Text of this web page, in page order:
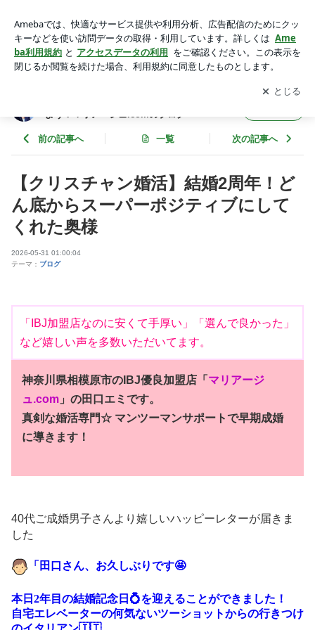
婚活で結婚しよう！マリアージュ.comのブログ
アプリをダウンロードして ブログの更新通知
を受け取りまし
ょう。
開く
よう！マリアージュ.comのブログ
前の記事へ 一覧 次の記事へ
【クリスチャン婚活】結婚2周年！ど
ん底からスーパーポジティブにして
くれた奥様
2026-05-31 01:00:04
テーマ： ブログ
「IBJ加盟店なのに安くて手厚い」「選んで良かった」
など嬉しい声を多数いただいてます。
神奈川県相模原市のIBJ優良加盟店 「 マリアージ
ュ.com 」の田口エミです。
真剣な婚活専門☆ マンツーマンサポートで早期成婚
に導きます！
40代ご成婚男子さんより嬉しいハッピーレターが届きま
した
「田口さん、お久しぶりです🤩
本日2年目の結婚記念日💍を迎えることができました！
自宅エレベーターの何気ないツーショットからの行きつけ